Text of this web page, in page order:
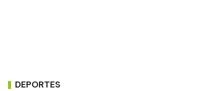
DEPORTES